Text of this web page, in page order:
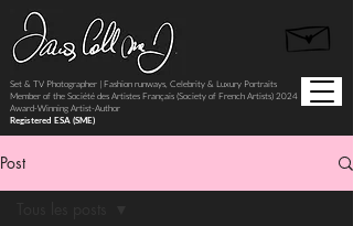
Set & TV Photographer | Fashion runways, Celebrity & Luxury Portraits
Member of the Société des Artistes Français (Society of French Artists) 2024
Award-Winning Artist-Author
Registered ESA (SME)
Post